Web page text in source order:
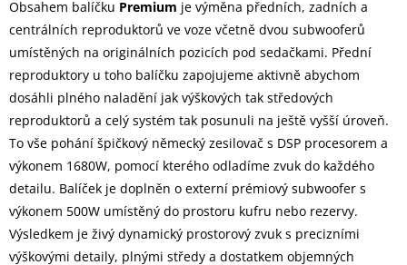
Obsahem balíčku Premium je výměna předních, zadních a
centrálních reproduktorů ve voze včetně dvou subwooferů
umístěných na originálních pozicích pod sedačkami. Přední
reproduktory u toho balíčku zapojujeme aktivně abychom
dosáhli plného naladění jak výškových tak středových
reproduktorů a celý systém tak posunuli na ještě vyšší úroveň.
To vše pohání špičkový německý zesilovač s DSP procesorem a
výkonem 1680W, pomocí kterého odladíme zvuk do každého
detailu. Balíček je doplněn o externí prémiový subwoofer s
výkonem 500W umístěný do prostoru kufru nebo rezervy.
Výsledkem je živý dynamický prostorový zvuk s precizními
výškovými detaily, plnými středy a dostatkem objemných